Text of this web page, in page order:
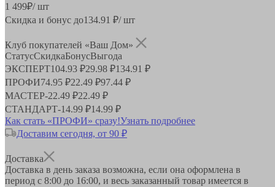
1 499₽/ шт
Скидка и бонус до134.91 ₽/ шт
Клуб покупателей «Ваш Дом»
СтатусСкидкаБонусВыгода
ЭКСПЕРТ104.93 ₽29.98 ₽134.91 ₽
ПРОФИ74.95 ₽22.49 ₽97.44 ₽
МАСТЕР-22.49 ₽22.49 ₽
СТАНДАРТ-14.99 ₽14.99 ₽
Как стать «ПРОФИ» сразу!Узнать подробнее
Доставим сегодня, от 90 ₽
Доставка
Доставка в день заказа возможна, если она оформлена в
период с 8:00 до 16:00, и весь заказанный товар имеется в